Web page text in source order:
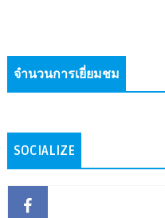
จำนวนการเยี่ยมชม
SOCIALIZE